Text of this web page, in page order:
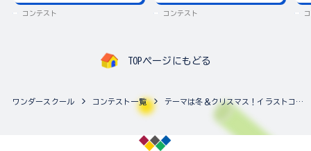
コンテスト コンテスト
TOPページにもどる
ワンダースクール コンテスト一覧 テーマは冬＆クリスマス！イラストコンテスト♪（複数の作品応募可能！）